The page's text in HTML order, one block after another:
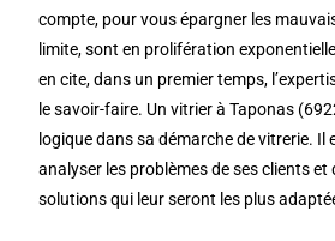
compte, pour vous épargner les
limite, sont en prolifération
en cite, dans un premier temps,
le savoir-faire. Un vitrier à Taponas
logique dans sa démarche de vitrerie. Il
analyser les problèmes de ses clients et
solutions qui leur seront les plus